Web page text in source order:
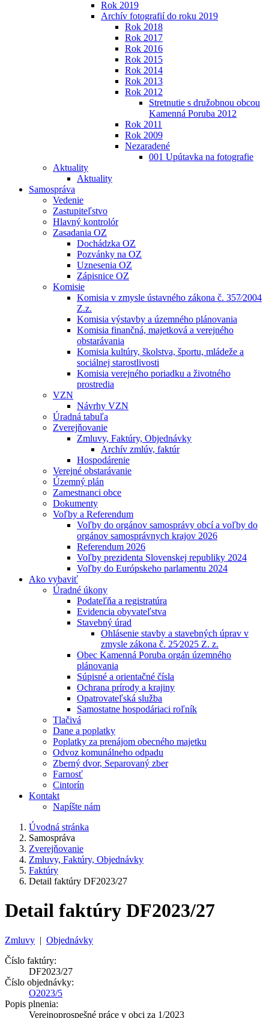
Rok 2019
Archív fotografií do roku 2019
Rok 2018
Rok 2017
Rok 2016
Rok 2015
Rok 2014
Rok 2013
Rok 2012
Stretnutie s družobnou obcou
Kamenná Poruba 2012
Rok 2011
Rok 2009
Nezaradené
001 Upútavka na fotografie
Aktuality
Aktuality
Samospráva
Vedenie
Zastupiteľstvo
Hlavný kontrolór
Zasadania OZ
Dochádzka OZ
Pozvánky na OZ
Uznesenia OZ
Zápisnice OZ
Komisie
Komisia v zmysle ústavného zákona č. 357⁄2004
Z.z.
Komisia výstavby a územného plánovania
Komisia finančná, majetková a verejného
obstarávania
Komisia kultúry, školstva, športu, mládeže a
sociálnej starostlivosti
Komisia verejného poriadku a životného
prostredia
VZN
Návrhy VZN
Úradná tabuľa
Zverejňovanie
Zmluvy, Faktúry, Objednávky
Archív zmlúv, faktúr
Hospodárenie
Verejné obstarávanie
Územný plán
Zamestnanci obce
Dokumenty
Voľby a Referendum
Voľby do orgánov samosprávy obcí a voľby do
orgánov samosprávnych krajov 2026
Referendum 2026
Voľby prezidenta Slovenskej republiky 2024
Voľby do Európskeho parlamentu 2024
Ako vybaviť
Úradné úkony
Podateľňa a registratúra
Evidencia obyvateľstva
Stavebný úrad
Ohlásenie stavby a stavebných úprav v
zmysle zákona č. 25⁄2025 Z. z.
Obec Kamenná Poruba orgán územného
plánovania
Súpisné a orientačné čísla
Ochrana prírody a krajiny
Opatrovateľská služba
Samostatne hospodáriaci roľník
Tlačivá
Dane a poplatky
Poplatky za prenájom obecného majetku
Odvoz komunálneho odpadu
Zberný dvor, Separovaný zber
Farnosť
Cintorín
Kontakt
Napíšte nám
Úvodná stránka
Samospráva
Zverejňovanie
Zmluvy, Faktúry, Objednávky
Faktúry
Detail faktúry DF2023/27
Detail faktúry DF2023/27
Zmluvy | Objednávky
Číslo faktúry:
DF2023/27
Číslo objednávky:
O2023/5
Popis plnenia:
Verejnoprospešné práce v obci za 1/2023